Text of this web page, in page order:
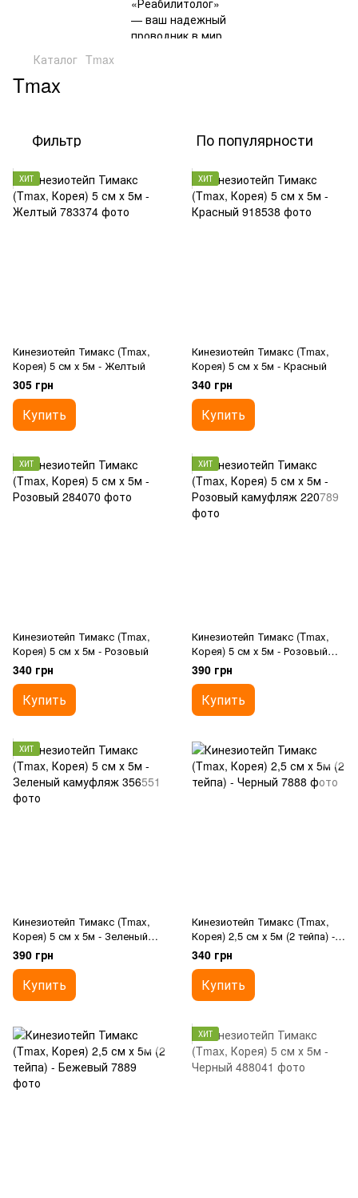
Каталог Tmax
Tmax
Фильтр По популярности
ХИТ
Кинезиотейп Тимакс (Tmax,
Корея) 5 см х 5м - Желтый
305 грн
Купить
ХИТ
Кинезиотейп Тимакс (Tmax,
Корея) 5 см х 5м - Красный
340 грн
Купить
ХИТ
Кинезиотейп Тимакс (Tmax,
Корея) 5 см х 5м - Розовый
340 грн
Купить
ХИТ
Кинезиотейп Тимакс (Tmax,
Корея) 5 см х 5м - Розовый
камуфляж
390 грн
Купить
ХИТ
Кинезиотейп Тимакс (Tmax,
Корея) 5 см х 5м - Зеленый
камуфляж
390 грн
Купить
Кинезиотейп Тимакс (Tmax,
Корея) 2,5 см х 5м (2 тейпа) -
Черный
340 грн
Купить
ХИТ